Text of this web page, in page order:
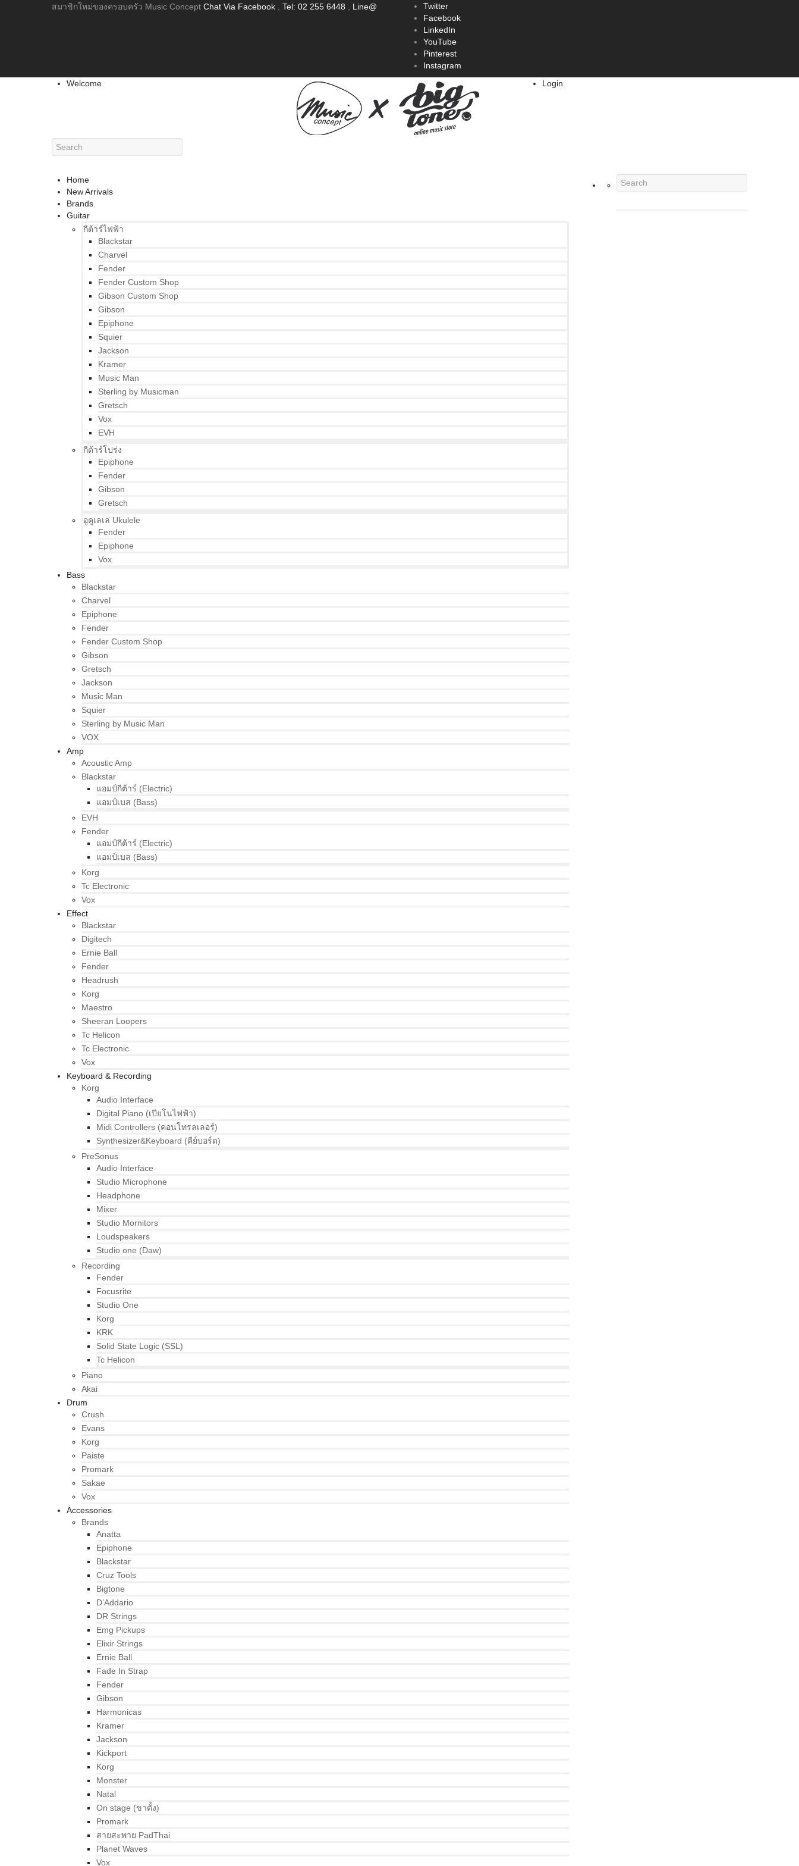
สมาชิกใหม่ของครอบครัว Music Concept Chat Via Facebook Tel: 02 255 6448 Line@
Twitter
Facebook
LinkedIn
YouTube
Pinterest
Instagram
Welcome
Login
Home
New Arrivals
Brands
Guitar
กีต้าร์ไฟฟ้า
Blackstar
Charvel
Fender
Fender Custom Shop
Gibson Custom Shop
Gibson
Epiphone
Squier
Jackson
Kramer
Music Man
Sterling by Musicman
Gretsch
Vox
EVH
กีต้าร์โปร่ง
Epiphone
Fender
Gibson
Gretsch
อูคูเลเล่ Ukulele
Fender
Epiphone
Vox
Bass
Blackstar
Charvel
Epiphone
Fender
Fender Custom Shop
Gibson
Gretsch
Jackson
Music Man
Squier
Sterling by Music Man
VOX
Amp
Acoustic Amp
Blackstar
แอมป์กีต้าร์ (Electric)
แอมป์เบส (Bass)
EVH
Fender
แอมป์กีต้าร์ (Electric)
แอมป์เบส (Bass)
Korg
Tc Electronic
Vox
Effect
Blackstar
Digitech
Ernie Ball
Fender
Headrush
Korg
Maestro
Sheeran Loopers
Tc Helicon
Tc Electronic
Vox
Keyboard & Recording
Korg
Audio Interface
Digital Piano (เปียโนไฟฟ้า)
Midi Controllers (คอนโทรลเลอร์)
Synthesizer&Keyboard (คีย์บอร์ด)
PreSonus
Audio Interface
Studio Microphone
Headphone
Mixer
Studio Mornitors
Loudspeakers
Studio one (Daw)
Recording
Fender
Focusrite
Studio One
Korg
KRK
Solid State Logic (SSL)
Tc Helicon
Piano
Akai
Drum
Crush
Evans
Korg
Paiste
Promark
Sakae
Vox
Accessories
Brands
Anatta
Epiphone
Blackstar
Cruz Tools
Bigtone
D’Addario
DR Strings
Emg Pickups
Elixir Strings
Ernie Ball
Fade In Strap
Fender
Gibson
Harmonicas
Kramer
Jackson
Kickport
Korg
Monster
Natal
On stage (ขาตั้ง)
Promark
สายสะพาย PadThai
Planet Waves
Vox